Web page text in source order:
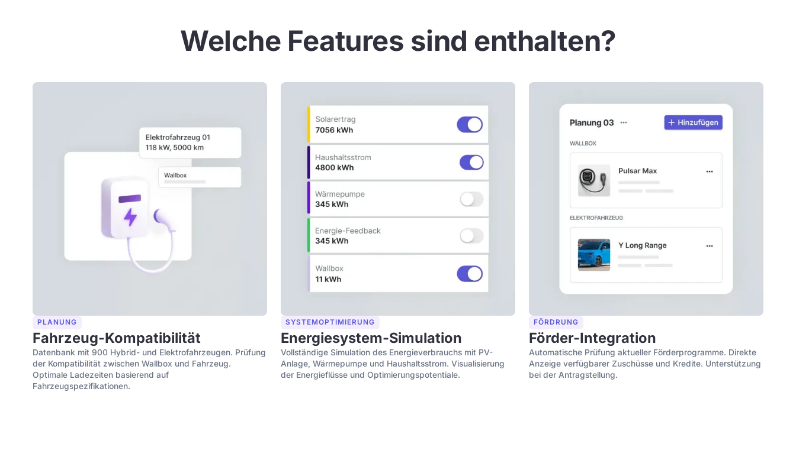
Welche Features sind enthalten?
PLANUNG
Fahrzeug-Kompatibilität
Datenbank mit 900 Hybrid- und Elektrofahrzeugen. Prüfung
der Kompatibilität zwischen Wallbox und Fahrzeug.
Optimale Ladezeiten basierend auf
Fahrzeugspezifikationen.
SYSTEMOPTIMIERUNG
Energiesystem-Simulation
Vollständige Simulation des Energieverbrauchs mit PV-
Anlage, Wärmepumpe und Haushaltsstrom. Visualisierung
der Energieflüsse und Optimierungspotentiale.
FÖRDRUNG
Förder-Integration
Automatische Prüfung aktueller Förderprogramme. Direkte
Anzeige verfügbarer Zuschüsse und Kredite. Unterstützung
bei der Antragstellung.